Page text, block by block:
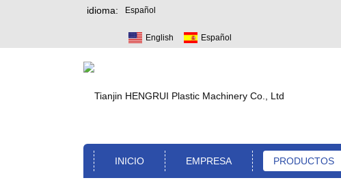
idioma: Español
English Español
INICIO EMPRESA PRODUCTOS